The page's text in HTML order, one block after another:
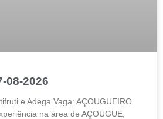
08-2026
e Adega Vaga: AÇOUGUEIRO
na área de AÇOUGUE;